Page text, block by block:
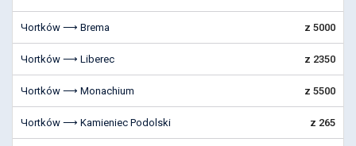
Чortków ⟶ Brema z 5000
Чortków ⟶ Liberec z 2350
Чortków ⟶ Monachium z 5500
Чortków ⟶ Kamieniec Podolski z 265